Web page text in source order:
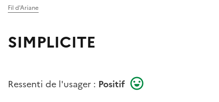
Fil d'Ariane
SIMPLICITE
Ressenti de l'usager : Positif